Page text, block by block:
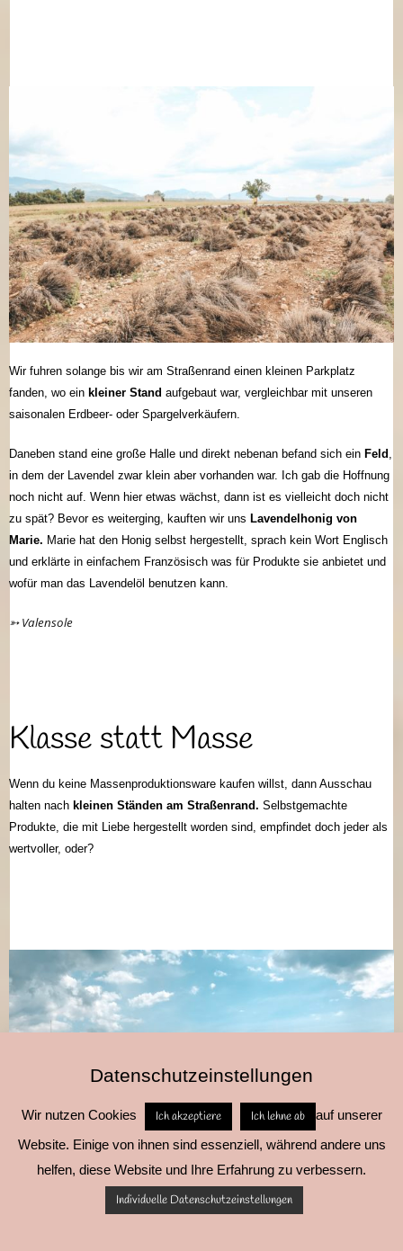
Wir fuhren solange bis wir am Straßenrand einen kleinen Parkplatz
fanden, wo ein kleiner Stand aufgebaut war, vergleichbar mit unseren
saisonalen Erdbeer- oder Spargelverkäufern.
Daneben stand eine große Halle und direkt nebenan befand sich ein Feld ,
in dem der Lavendel zwar klein aber vorhanden war. Ich gab die Hoffnung
noch nicht auf. Wenn hier etwas wächst, dann ist es vielleicht doch nicht
zu spät? Bevor es weiterging, kauften wir uns Lavendelhonig von
Marie. Marie hat den Honig selbst hergestellt, sprach kein Wort Englisch
und erklärte in einfachem Französisch was für Produkte sie anbietet und
wofür man das Lavendelöl benutzen kann.
➳ Valensole
Klasse statt Masse
Wenn du keine Massenproduktionsware kaufen willst, dann Ausschau
halten nach kleinen Ständen am Straßenrand. Selbstgemachte
Produkte, die mit Liebe hergestellt worden sind, empfindet doch jeder als
wertvoller, oder?
Datenschutzeinstellungen
Wir nutzen Cookies Ich akzeptiere Ich lehne ab
auf unserer
Website. Einige von ihnen sind essenziell, während andere uns
helfen, diese Website und Ihre Erfahrung zu verbessern.
Individuelle Datenschutzeinstellungen